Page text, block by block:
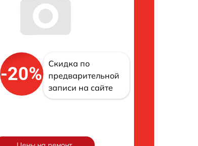
-20%
Скидка по
предварительной
записи на сайте